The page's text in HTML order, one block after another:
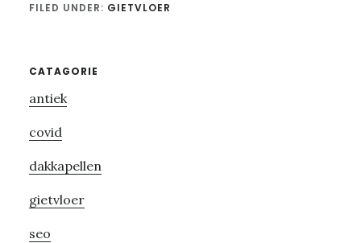
FILED UNDER: GIETVLOER
Primary
Sidebar
CATAGORIE
antiek
covid
dakkapellen
gietvloer
seo